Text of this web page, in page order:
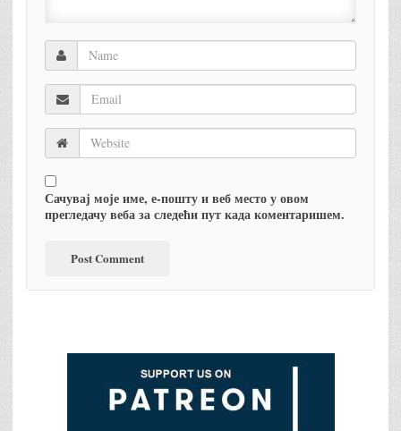
Сачувај моје име, е-пошту и веб место у овом
прегледачу веба за следећи пут када коментаришем.